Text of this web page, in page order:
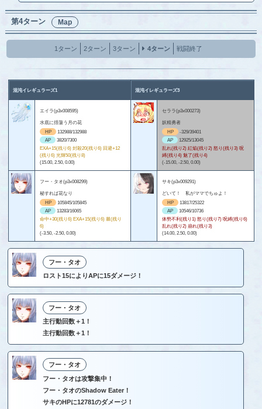
第4ターン Map
1ターン 2ターン 3ターン 4ターン 戦闘終了
混沌イレギュラーズ1 混沌イレギュラーズ3
エイラ(p3x008595)
水底に揺蕩う月の花
HP
132988/132988
AP
3820/7300
EXA+15(残り6) 封殺20(残り6) 回避+12
(残り6) 光輝50(残り8)
(15.00, 2.50, 0.00)
セララ(p3x000273)
妖精勇者
HP
-329/39401
AP
12925/13045
乱れ(残り2) 紅焔(残り2) 怒り(残り3) 呪
縛(残り4) 魅了(残り4)
(-15.00, -2.50, 0.00)
フー・タオ(p3x008299)
秘すれば花なり
HP
105845/105845
AP
13283/16065
命中+30(残り6) EXA+15(残り6) 棘(残り
6)
(-3.50, -2.50, 0.00)
サキ(p3x009291)
どいて！ 私がママでちゅよ！
HP
13817/25322
AP
10546/10736
体勢不利(残り1) 怒り(残り7) 呪縛(残り6)
乱れ(残り2) 崩れ(残り3)
(14.00, 2.50, 0.00)
フー・タオ
ロスト15によりAPに15ダメージ！
フー・タオ
主行動回数＋1！
主行動回数＋1！
フー・タオ
フー・タオは攻撃集中！
フー・タオのShadow Eater！
サキのHPに12781のダメージ！